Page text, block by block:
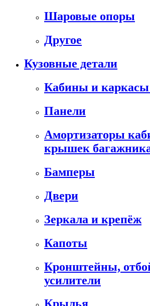
Шаровые опоры
Другое
Кузовные детали
Кабины и
Панели
Амортизаторы
крышек
Бамперы
Двери
Зеркала и крепёж
Капоты
Кронштейны,
усилители